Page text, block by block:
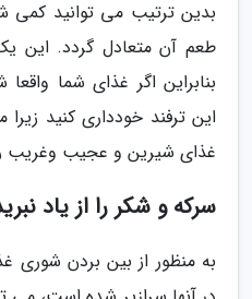
بدین ترتیب می توانید کمی
طعم آن متعادل گردد.
بنابراین اگر غذای شما
این ترفند خودداری کنید
غذای شیرین و عجیب وغریب
سرکه و شکر را از یاد
به منظور از بین بردن شوری